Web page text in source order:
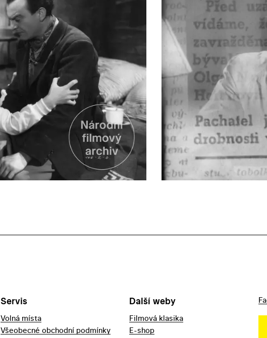
Servis
Volná místa
Všeobecné obchodní podmínky
Další weby
Filmová klasika
E-shop